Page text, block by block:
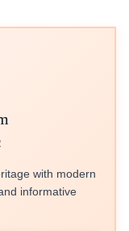
with modern
informative